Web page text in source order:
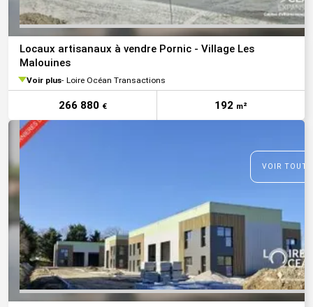
Locaux artisanaux à vendre Pornic - Village Les
Malouines
Voir plus Loire Océan Transactions
266 880 € 192 m²
VOIR